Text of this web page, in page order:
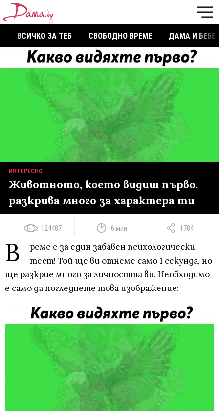
ВСИЧКО ЗА ТЕБ СВОБОДНО ВРЕМЕ ДАМА И БЕБЕ
ИНТЕРЕСНО
Животното, което видиш първо,
разкрива много за характера ти
124487 6 мин 1784
В
реме е за един забавен психологически
тест! Той ще ви отнеме само 1 секунда, но
ще разкрие много за личността ви. Необходимо
е само да погледнете това изображение: